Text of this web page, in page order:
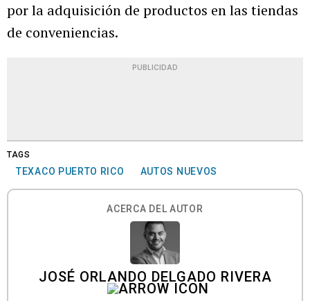
por la adquisición de productos en las tiendas
de conveniencias.
PUBLICIDAD
TAGS
TEXACO PUERTO RICO AUTOS NUEVOS
ACERCA DEL AUTOR
JOSÉ ORLANDO DELGADO RIVERA